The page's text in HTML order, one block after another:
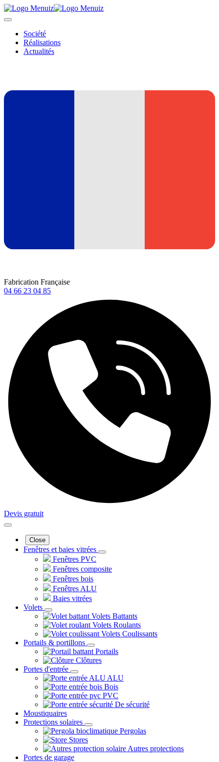
Société
Réalisations
Actualités
Fabrication Française
04 66 23 04 85
Devis gratuit
Close
Fenêtres et baies vitrées
Fenêtres PVC
Fenêtres composite
Fenêtres bois
Fenêtres ALU
Baies vitrées
Volets
Volets Battants
Volets Roulants
Volets Coulissants
Portails & portillons
Portails
Clôtures
Portes d'entrée
ALU
Bois
PVC
De sécurité
Moustiquaires
Protections solaires
Pergolas
Stores
Autres protections
Portes de garage